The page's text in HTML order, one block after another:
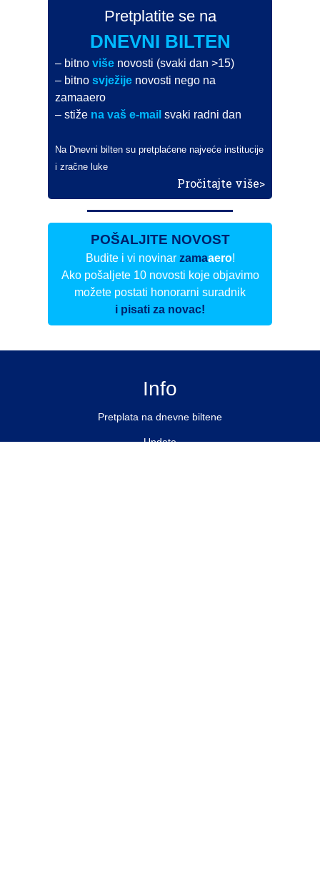
Pretplatite se na
DNEVNI BILTEN
– bitnoviše novosti (svaki dan >15)
– bitnosvježije novosti nego na
zamaaero
– stiže na vaš e-mail svaki radni dan
Na Dnevni bilten su pretplaćene najveće institucije
i zračne luke
Pročitajte više>
POŠALJITE NOVOST
Budite i vi novinar zamaaero!
Ako pošaljete 10 novosti koje objavimo
možete postati honorarni suradnik
i pisati za novac!
Info
Pretplata na dnevne biltene
Update